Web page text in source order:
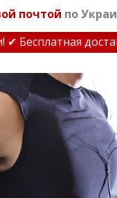
почтой по